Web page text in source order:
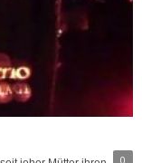
0